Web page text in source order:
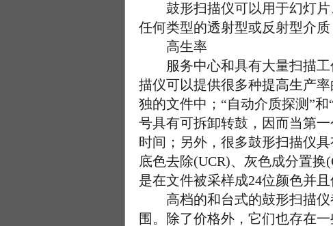
鼓形扫描仪可以用于幻灯片
任何类型的透射型或反射型介
高生率
服务中心和具有大量扫描工
描仪可以提供很多种提高生产
独的文件中；“自动介质探测”
号具有可拆卸转鼓，因而当第
时间；另外，很多鼓形扫描仪
底色去除(UCR)、灰色成分置
是在文件被采样成24位颜色并
高档的和台式的鼓形扫描仪
围。除了价格外，它们也存在